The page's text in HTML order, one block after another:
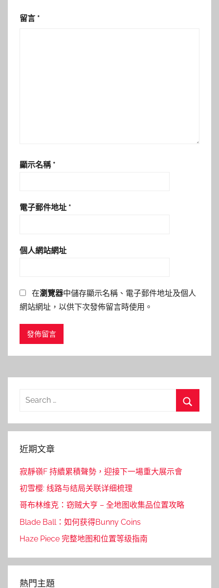
留言 *
顯示名稱 *
電子郵件地址 *
個人網站網址
在瀏覽器中儲存顯示名稱、電子郵件地址及個人
網站網址，以供下次發佈留言時使用。
Search
近期文章
寂靜嶺F 持續累積聲勢，迎接下一場重大展示會
初雪樱: 线路与结局关联详细梳理
哥布林维克：窃贼大亨 – 全地图收集品位置攻略
Blade Ball：如何获得Bunny Coins
Haze Piece 完整地图和位置等级指南
熱門主題